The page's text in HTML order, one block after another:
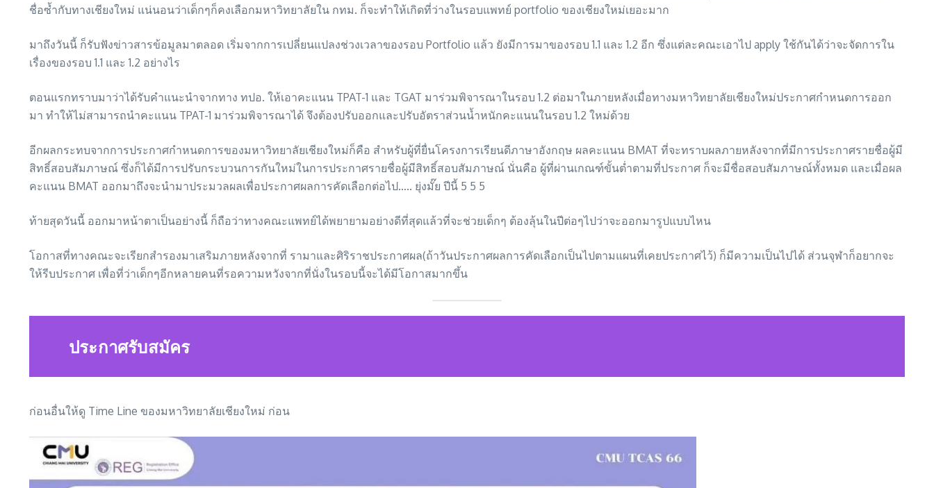
ชื่อซ้ำกับทางเชียงใหม่ แน่นอนว่าเด็กๆก็คงเลือกมหาวิทยาลัยใน กทม. ก็จะทำให้เกิดที่ว่างในรอบแพทย์ portfolio ของเชียงใหม่เยอะมาก
มาถึงวันนี้ ก็รับฟังข่าวสารข้อมูลมาตลอด เริ่มจากการเปลี่ยนแปลงช่วงเวลาของรอบ Portfolio แล้ว ยังมีการมาของรอบ 1.1 และ 1.2 อีก ซึ่งแต่ละคณะเอาไป apply ใช้กันได้ว่าจะจัดการใน
เรื่องของรอบ 1.1 และ 1.2 อย่างไร
ตอนแรกทราบมาว่าได้รับคำแนะนำจากทาง ทปอ. ให้เอาคะแนน TPAT-1 และ TGAT มาร่วมพิจารณาในรอบ 1.2 ต่อมาในภายหลังเมื่อทางมหาวิทยาลัยเชียงใหม่ประกาศกำหนดการออก
มา ทำให้ไม่สามารถนำคะแนน TPAT-1 มาร่วมพิจารณาได้ จึงต้องปรับออกและปรับอัตราส่วนน้ำหนักคะแนนในรอบ 1.2 ใหม่ด้วย
อีกผลกระทบจากการประกาศกำหนดการของมหาวิทยาลัยเชียงใหม่ก็คือ สำหรับผู้ที่ยื่นโครงการเรียนดีภาษาอังกฤษ ผลคะแนน BMAT ที่จะทราบผลภายหลังจากที่มีการประกาศรายชื่อผู้มี
สิทธิ์สอบสัมภาษณ์ ซึ่งก็ได้มีการปรับกระบวนการกันใหม่ในการประกาศรายชื่อผู้มีสิทธิ์สอบสัมภาษณ์ นั่นคือ ผู้ที่ผ่านเกณฑ์ขั้นต่ำตามที่ประกาศ ก็จะมีชื่อสอบสัมภาษณ์ทั้งหมด และเมื่อผล
คะแนน BMAT ออกมาถึงจะนำมาประมวลผลเพื่อประกาศผลการคัดเลือกต่อไป….. ยุ่งมั๊ย ปีนี้ 5 5 5
ท้ายสุดวันนี้ ออกมาหน้าตาเป็นอย่างนี้ ก็ถือว่าทางคณะแพทย์ได้พยายามอย่างดีที่สุดแล้วที่จะช่วยเด็กๆ ต้องลุ้นในปีต่อๆไปว่าจะออกมารูปแบบไหน
โอกาสที่ทางคณะจะเรียกสำรองมาเสริมภายหลังจากที่ รามาและศิริราชประกาศผล(ถ้าวันประกาศผลการคัดเลือกเป็นไปตามแผนที่เคยประกาศไว้) ก็มีความเป็นไปได้ ส่วนจุฬาก็อยากจะ
ให้รีบประกาศ เพื่อที่ว่าเด็กๆอีกหลายคนที่รอความหวังจากที่นั่งในรอบนี้จะได้มีโอกาสมากขึ้น
ประกาศรับสมัคร
ก่อนอื่นให้ดู Time Line ของมหาวิทยาลัยเชียงใหม่ ก่อน